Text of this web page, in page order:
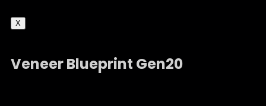
X
Veneer Blueprint Gen20